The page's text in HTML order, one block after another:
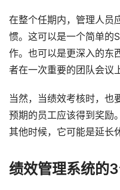
在整个任期内，管理人员
惯。这可以是一个简单的
作。也可以是更深入的东
者在一次重要的团队会议
当然，当绩效考核时，也
预期的员工应该得到奖励
其他时候，它可能是延长
绩效管理系统的